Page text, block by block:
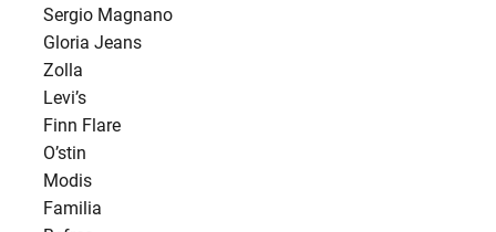
Sergio Magnano
Gloria Jeans
Zolla
Levi’s
Finn Flare
O’stin
Modis
Familia